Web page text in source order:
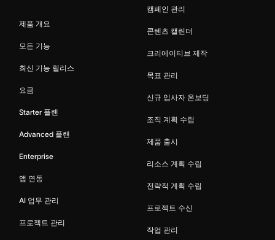
제품 개요
모든 기능
최신 기능 릴리스
요금
Starter 플랜
Advanced 플랜
Enterprise
앱 연동
AI 업무 관리
프로젝트 관리
캠페인 관리
콘텐츠 캘린더
크리에이티브 제작
목표 관리
신규 입사자 온보딩
조직 계획 수립
제품 출시
리소스 계획 수립
전략적 계획 수립
프로젝트 수신
작업 관리